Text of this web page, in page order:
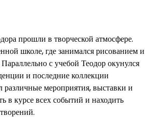
прошли в творческой атмосфере.
школе, где занимался рисованием и
с учебой Теодор окунулся
и последние коллекции
мероприятия, выставки и
в курсе всех событий и находить